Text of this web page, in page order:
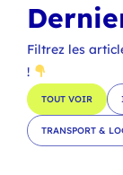
Filtrez les
!
TRANSPORT &
TOUT VOIR